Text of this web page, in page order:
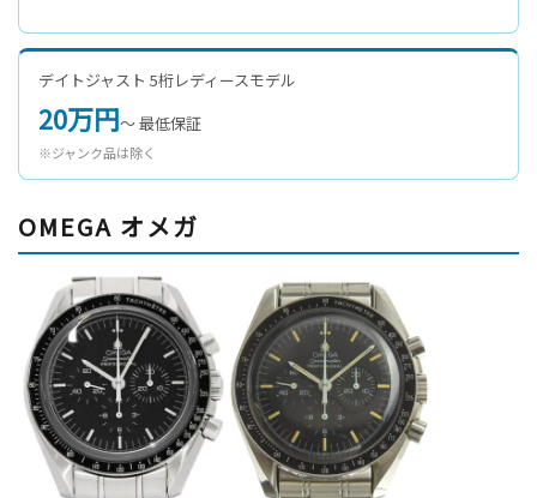
デイトジャスト 5桁レディースモデル
20万円〜 最低保証
※ジャンク品は除く
OMEGA オメガ